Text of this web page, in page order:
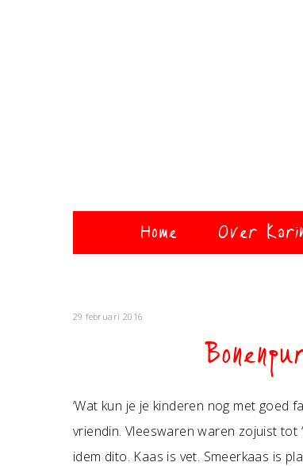
Home Over
29 februari 2016
‘Wat kun je je kinderen nog met goed
vriendin. Vleeswaren waren zojuist tot
idem dito. Kaas is vet. Smeerkaas is